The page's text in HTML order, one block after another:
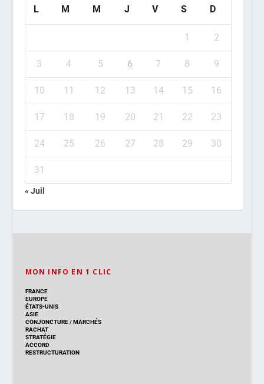
L M M J V S D
1 2
3 4 5 6 7 8 9
10 11 12 13 14 15 16
17 18 19 20 21 22 23
24 25 26 27 28 29 30
31
« Juil
MON INFO EN 1 CLIC
FRANCE
EUROPE
ÉTATS-UNIS
ASIE
CONJONCTURE/MARCHÉS
RACHAT
STRATÉGIE
ACCORD
RESTRUCTURATION